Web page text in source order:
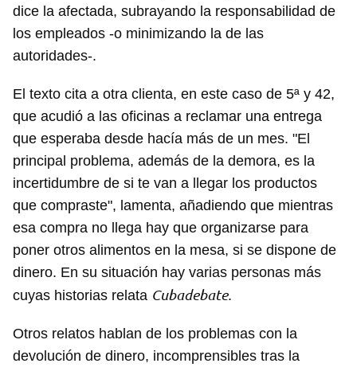
dice la afectada, subrayando la responsabilidad de
los empleados -o minimizando la de las
autoridades-.
El texto cita a otra clienta, en este caso de 5ª y 42,
que acudió a las oficinas a reclamar una entrega
que esperaba desde hacía más de un mes. "El
principal problema, además de la demora, es la
incertidumbre de si te van a llegar los productos
que compraste", lamenta, añadiendo que mientras
esa compra no llega hay que organizarse para
poner otros alimentos en la mesa, si se dispone de
dinero. En su situación hay varias personas más
cuyas historias relata Cubadebate.
Otros relatos hablan de los problemas con la
devolución de dinero, incomprensibles tras la